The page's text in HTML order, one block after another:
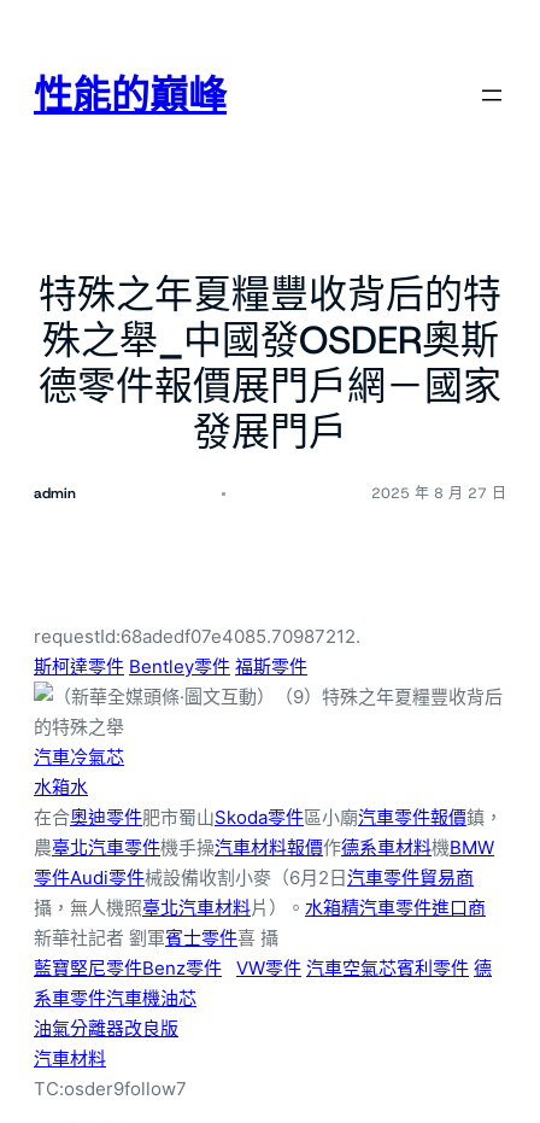
性能的巔峰
特殊之年夏糧豐收背后的特
殊之舉_中國發OSDER奧斯
德零件報價展門戶網－國家
發展門戶
admin 2025 年 8 月 27 日
requestId:68adedf07e4085.70987212.
斯柯達零件 Bentley零件 福斯零件
汽車冷氣芯
水箱水
在合奧迪零件肥市蜀山Skoda零件區小廟汽車零件報價鎮，
農臺北汽車零件機手操汽車材料報價作德系車材料機BMW
零件Audi零件械設備收割小麥（6月2日汽車零件貿易商
攝，無人機照臺北汽車材料片）。 水箱精汽車零件進口商
新華社記者 劉軍賓士零件喜 攝
藍寶堅尼零件Benz零件 VW零件 汽車空氣芯賓利零件 德
系車零件汽車機油芯
油氣分離器改良版
汽車材料
TC:osder9follow7